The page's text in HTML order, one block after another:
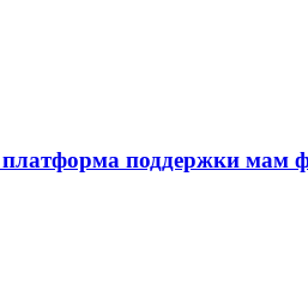
поддержки мам